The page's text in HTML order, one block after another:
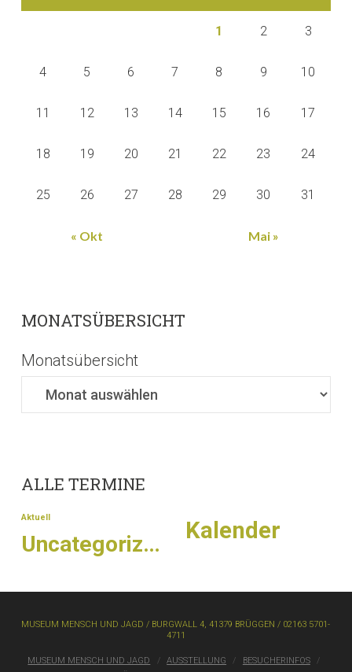
« Okt Mai »
1 2 3
4 5 6 7 8 9 10
11 12 13 14 15 16 17
18 19 20 21 22 23 24
25 26 27 28 29 30 31
MONATSÜBERSICHT
Monatsübersicht
ALLE TERMINE
Aktuell Kalender
Uncategorized
MUSEUM MENSCH UND JAGD / BURGWALL 4, 41379 BRÜGGEN / 02163 5701-
4711
MUSEUM MENSCH UND JAGD AUSSTELLUNG
BESUCHERINFOS